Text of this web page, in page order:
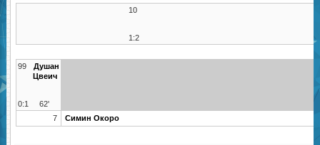
10
1:2
99
Душан
Цвеич
0:1
62'
7
Симин Окоро